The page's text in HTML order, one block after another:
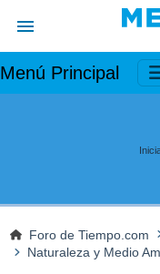
Menú Principal
Foro de Tiempo.com
Naturaleza y Medio